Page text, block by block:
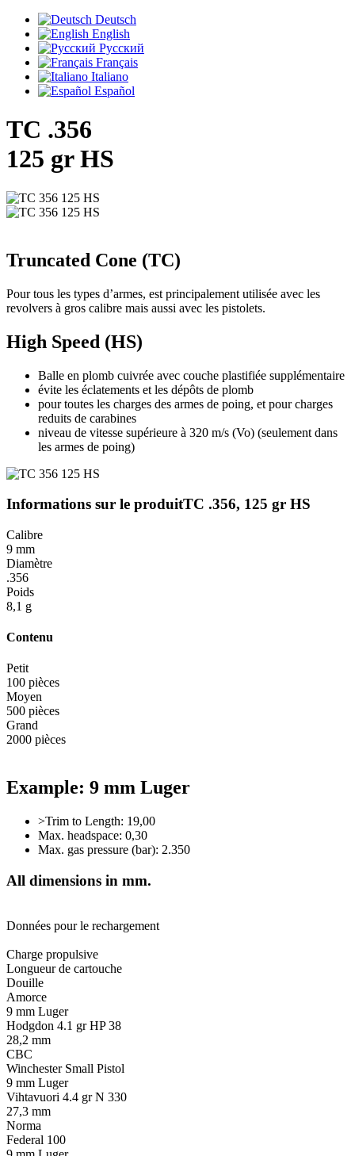
Deutsch
English
Русский
Français
Italiano
Español
TC .356
125 gr HS
Truncated Cone (TC)
Pour tous les types d’armes, est principalement utilisée avec les
revolvers à gros calibre mais aussi avec les pistolets.
High Speed (HS)
Balle en plomb cuivrée avec couche plastifiée supplémentaire
évite les éclatements et les dépôts de plomb
pour toutes les charges des armes de poing, et pour charges
reduits de carabines
niveau de vitesse supérieure à 320 m/s (Vo) (seulement dans
les armes de poing)
Informations sur le produitTC .356, 125 gr HS
Calibre
9 mm
Diamètre
.356
Poids
8,1 g
Contenu
Petit
100 pièces
Moyen
500 pièces
Grand
2000 pièces
Example: 9 mm Luger
>Trim to Length: 19,00
Max. headspace: 0,30
Max. gas pressure (bar): 2.350
All dimensions in mm.
Données pour le rechargement
Charge propulsive
Longueur de cartouche
Douille
Amorce
9 mm Luger
Hodgdon 4.1 gr HP 38
28,2 mm
CBC
Winchester Small Pistol
9 mm Luger
Vihtavuori 4.4 gr N 330
27,3 mm
Norma
Federal 100